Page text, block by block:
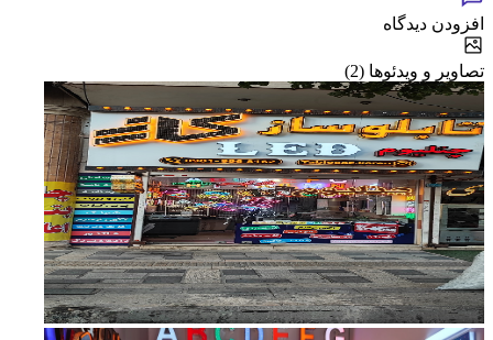
افزودن دیدگاه
تصاویر و ویدئوها (2)